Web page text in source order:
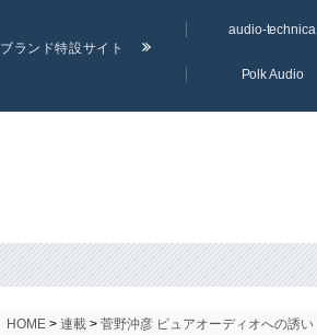
ブランド特設サイト
audio-technica
Polk Audio
HOME > 連載 > 菅野沖彦 ピュアオーディオへの誘い